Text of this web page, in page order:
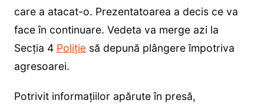
care a atacat-o. Prezentatoarea a decis ce va
face în continuare. Vedeta va merge azi la
Secția 4 Polițiesă depună plângere împotriva
agresoarei.
Potrivit informațiilor apărute în presă,